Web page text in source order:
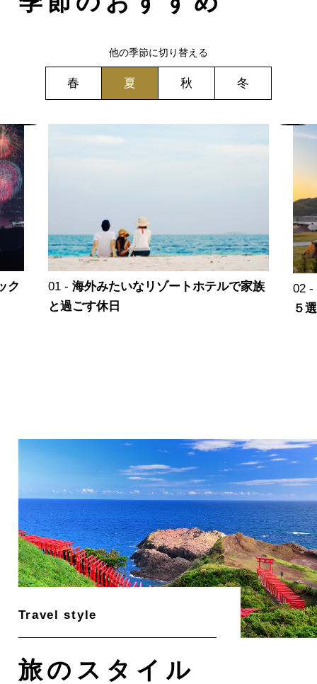
他の季節に切り替える
春 夏 秋 冬
ク
海外みたいなリゾートホテルで家族
と過ごす休日
５選
旅のスタイル